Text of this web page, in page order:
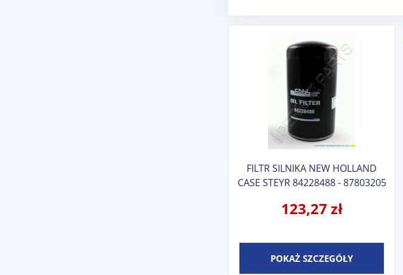
FILTR SILNIKA NEW HOLLAND
CASE STEYR 84228488 - 87803205
504084161 - 2852526
123,27 zł
POKAŻ SZCZEGÓŁY